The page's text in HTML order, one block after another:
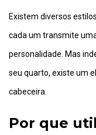
Existem diversos
cada um transmite
personalidade. Mas
seu quarto, existe um
cabeceira.
Por que